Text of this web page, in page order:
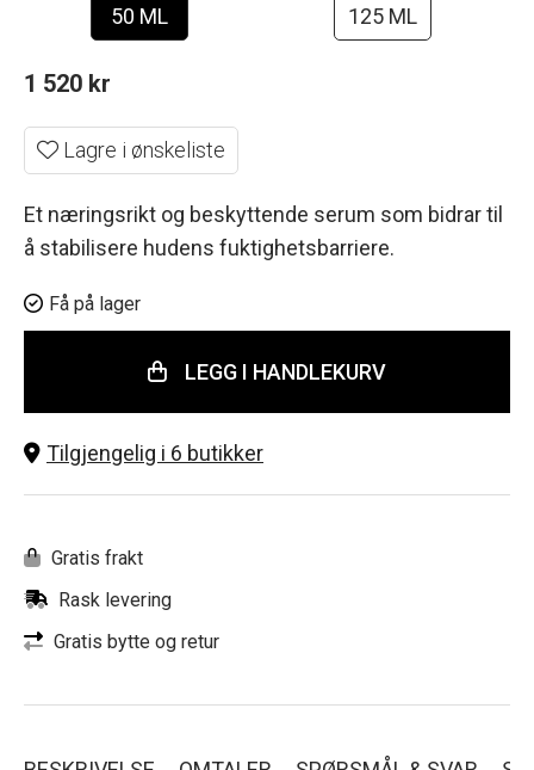
50 ML 125 ML
1 520 kr
Lagre i ønskeliste
Et næringsrikt og beskyttende serum som bidrar til
å stabilisere hudens fuktighetsbarriere.
Få på lager
LEGG I HANDLEKURV
Tilgjengelig i 6 butikker
Gratis frakt
Rask levering
Gratis bytte og retur